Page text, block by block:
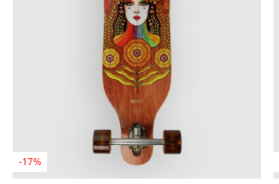
-17%